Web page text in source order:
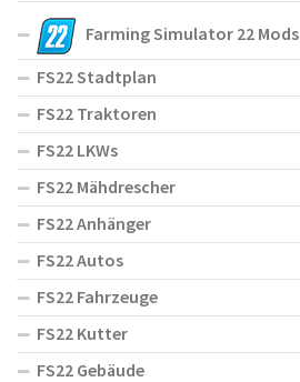
Farming Simulator 22 Mods
FS22 Stadtplan
FS22 Traktoren
FS22 LKWs
FS22 Mähdrescher
FS22 Anhänger
FS22 Autos
FS22 Fahrzeuge
FS22 Kutter
FS22 Gebäude